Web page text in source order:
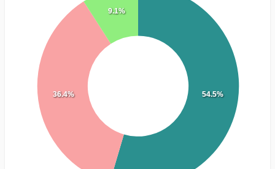
54.5%
36.4%
9.1%